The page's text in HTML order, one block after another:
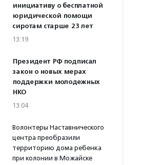
инициативу о бесплатной
юридической помощи
сиротам старше 23 лет
13:19
Президент РФ подписал
закон о новых мерах
поддержки молодежных
НКО
13:04
Волонтеры Наставнического
центра преобразили
территорию дома ребенка
при колонии в Можайске